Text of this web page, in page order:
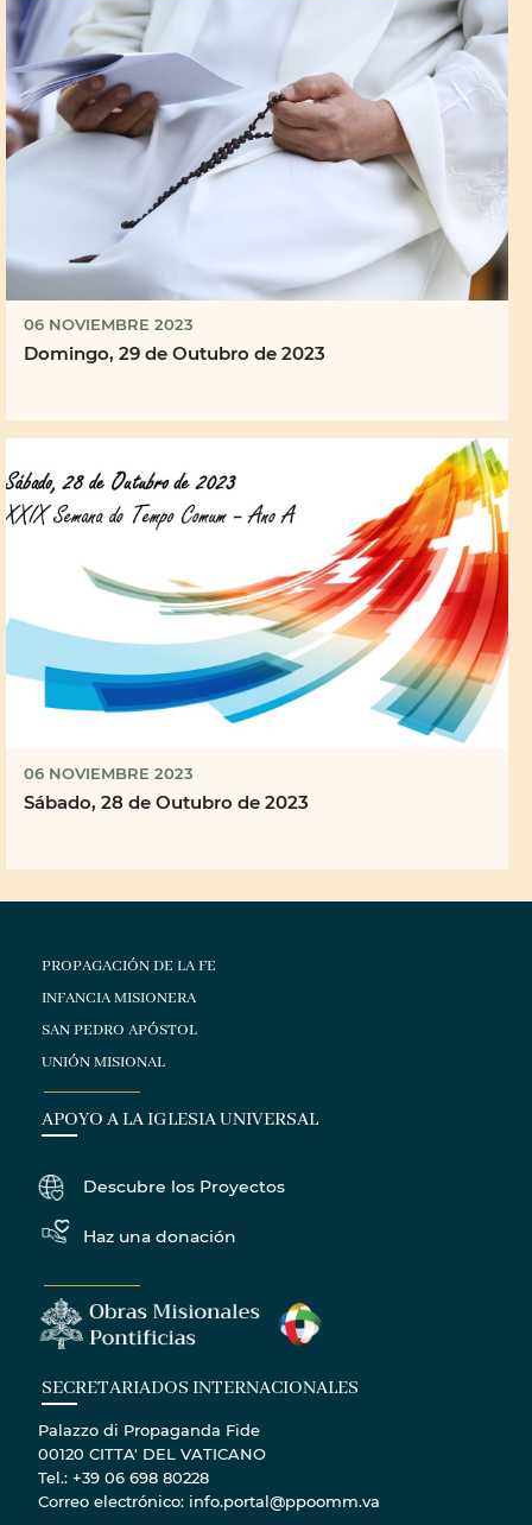
06 NOVIEMBRE 2023
Domingo, 29 de Outubro de 2023
06 NOVIEMBRE 2023
Sábado, 28 de Outubro de 2023
PROPAGACIÓN DE LA FE
INFANCIA MISIONERA
SAN PEDRO APÓSTOL
UNIÓN MISIONAL
APOYO A LA IGLESIA UNIVERSAL
Descubre los Proyectos
Haz una donación
SECRETARIADOS INTERNACIONALES
Palazzo di Propaganda Fide
00120 CITTA' DEL VATICANO
Tel.: +39 06 698 80228
Correo electrónico: info.portal@ppoomm.va